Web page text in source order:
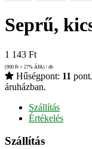
Seprű,
1 143 Ft
(900 Ft + 27% ÁFA) / db
Hűségpont: 11 pont
áruházban.
Szállítás
Értékelés
Szállítás